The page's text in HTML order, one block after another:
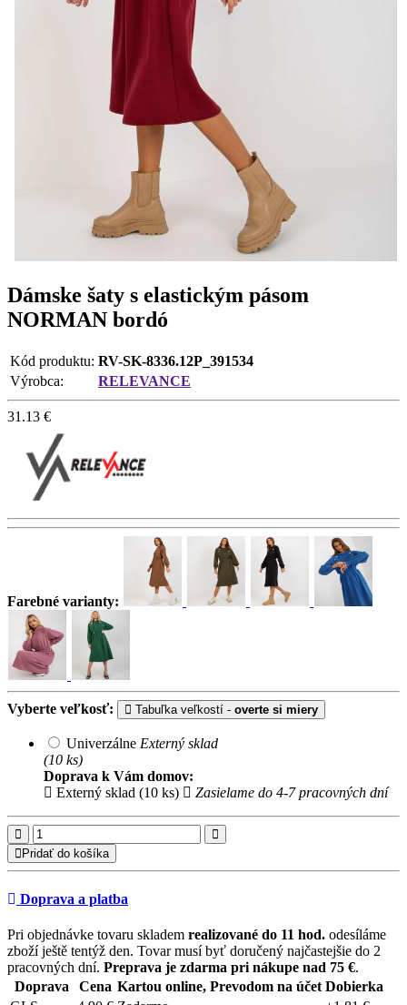
Dámske šaty s elastickým pásom
NORMAN bordó
Kód produktu: RV-SK-8336.12P_391534
Výrobca:
RELEVANCE
31.13 €
Farebné varianty:
Vyberte veľkosť: Tabuľka veľkostí - overte si miery
Univerzálne Externý sklad
(10 ks)
Doprava k Vám domov:
Externý sklad (10 ks)
Zasielame do 4-7 pracovných dní
Pridať do košíka
Doprava a platba
Pri objednávke tovaru skladem realizované do 11 hod. odesíláme
zboží ještě tentýž den. Tovar musí byť doručený najčastejšie do 2
pracovných dní. Preprava je zdarma pri nákupe nad 75 €.
Doprava
Cena Kartou online, Prevodom na účet Dobierka